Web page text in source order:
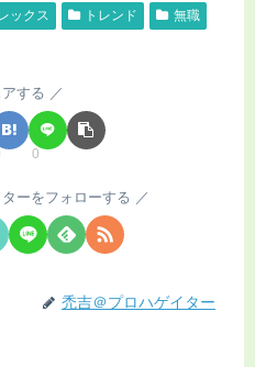
ックス トレンド
無職
する
0
ーをフォローする
禿吉＠プロハゲイター